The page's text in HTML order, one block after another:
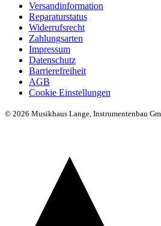
Versandinformation
Reparaturstatus
Widerrufsrecht
Zahlungsarten
Impressum
Datenschutz
Barrierefreiheit
AGB
Cookie Einstellungen
© 2026 Musikhaus Lange, Instrumentenbau